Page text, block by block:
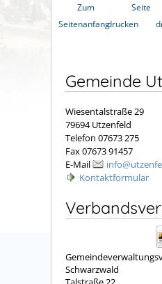
Zum
Seitenanfang
Seite
drucken
Gemeinde
Wiesentalstraße 29
79694 Utzenfeld
Telefon 07673 275
Fax 07673 91457
E-Mail
Kontaktformular
Schwarzwald